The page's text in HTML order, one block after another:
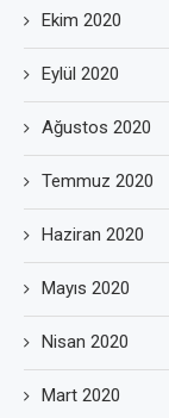
Ekim 2020
Eylül 2020
Ağustos 2020
Temmuz 2020
Haziran 2020
Mayıs 2020
Nisan 2020
Mart 2020